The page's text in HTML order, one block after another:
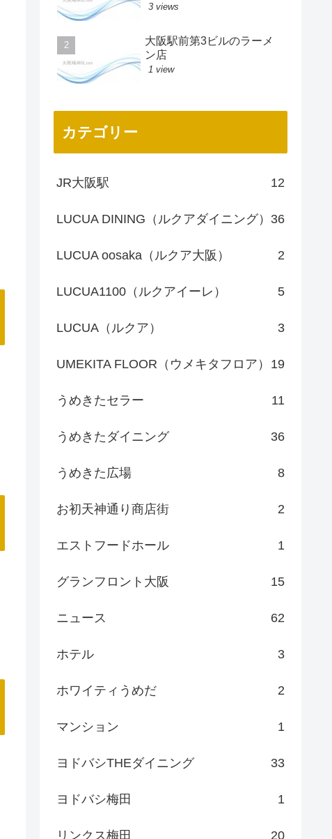
3 views
大阪駅前第3ビルのラーメ
ン店
1 view
カテゴリー
JR大阪駅 12
LUCUA DINING（ルクアダイニング） 36
LUCUA oosaka（ルクア大阪） 2
LUCUA1100（ルクアイーレ） 5
LUCUA（ルクア） 3
UMEKITA FLOOR（ウメキタフロア） 19
うめきたセラー 11
うめきたダイニング 36
うめきた広場 8
お初天神通り商店街 2
エストフードホール 1
グランフロント大阪 15
ニュース 62
ホテル 3
ホワイティうめだ 2
マンション 1
ヨドバシTHEダイニング 33
ヨドバシ梅田 1
リンクス梅田 20